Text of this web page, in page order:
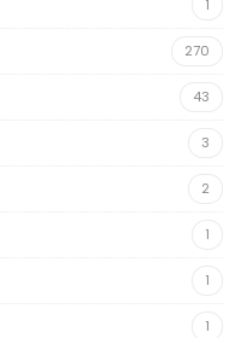
1
270
43
3
2
1
1
1